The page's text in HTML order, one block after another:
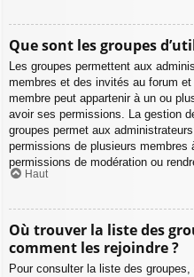
Que sont les groupes
Les groupes permettent aux
membres et des invités au forum
membre peut appartenir à un ou
avoir ses permissions. La gestion
groupes permet aux
permissions de plusieurs membres
permissions de modération ou
Haut
Où trouver la liste des
comment les rejoindre ?
Pour consulter la liste des